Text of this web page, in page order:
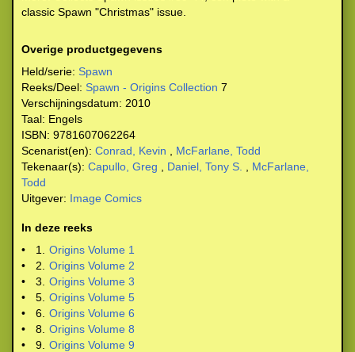
classic Spawn "Christmas" issue.
Overige productgegevens
Held/serie: Spawn
Reeks/Deel: Spawn - Origins Collection 7
Verschijningsdatum: 2010
Taal: Engels
ISBN: 9781607062264
Scenarist(en): Conrad, Kevin
McFarlane, Todd
Tekenaar(s): Capullo, Greg Daniel, Tony S.
McFarlane,
Todd
Uitgever: Image Comics
In deze reeks
•
1.
Origins Volume 1
•
2.
Origins Volume 2
•
3.
Origins Volume 3
•
5. Origins Volume 5
•
6. Origins Volume 6
•
8. Origins Volume 8
•
9. Origins Volume 9